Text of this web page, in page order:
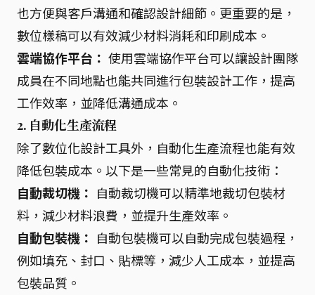
也方便與客戶溝通和確認設計細節。更重要的是，
數位樣稿可以有效減少材料消耗和印刷成本。
雲端協作平台： 使用雲端協作平台可以讓設計團隊
成員在不同地點也能共同進行包裝設計工作，提高
工作效率，並降低溝通成本。
2. 自動化生產流程
除了數位化設計工具外，自動化生產流程也能有效
降低包裝成本。以下是一些常見的自動化技術：
自動裁切機： 自動裁切機可以精準地裁切包裝材
料，減少材料浪費，並提升生產效率。
自動包裝機： 自動包裝機可以自動完成包裝過程，
例如填充、封口、貼標等，減少人工成本，並提高
包裝品質。